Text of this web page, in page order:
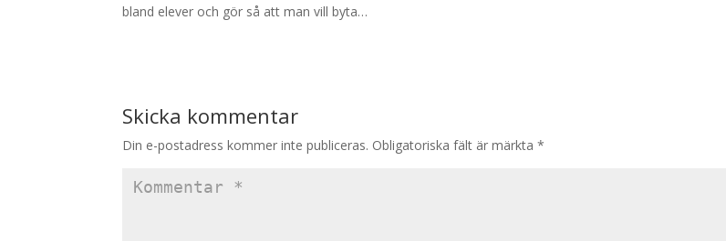
bland elever och gör så att man vill byta…
Skicka kommentar
Din e-postadress kommer inte publiceras. Obligatoriska fält är märkta*